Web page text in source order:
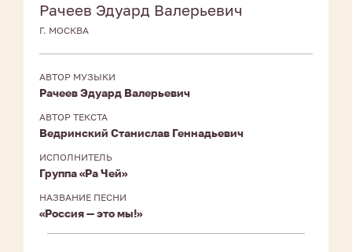
Рачеев Эдуард Валерьевич
Г. МОСКВА
АВТОР МУЗЫКИ
Рачеев Эдуард Валерьевич
АВТОР ТЕКСТА
Ведринский Станислав Геннадьевич
ИСПОЛНИТЕЛЬ
Группа «Ра Чей»
НАЗВАНИЕ ПЕСНИ
«Россия — это мы!»